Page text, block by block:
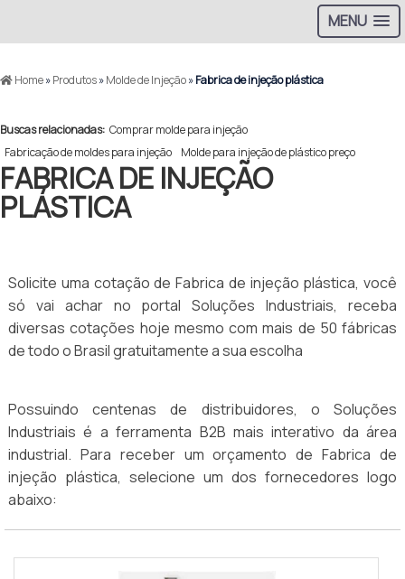
MENU
Home»Produtos»Molde de Injeção»Fabrica de injeção plástica
Buscas relacionadas: Comprar molde para injeção
Fabricação de moldes para injeção
Molde para injeção de plástico preço
FABRICA DE INJEÇÃO
PLÁSTICA
Solicite uma cotação de Fabrica de injeção plástica, você
só vai achar no portal Soluções Industriais, receba
diversas cotações hoje mesmo com mais de 50 fábricas
de todo o Brasil gratuitamente a sua escolha
Possuindo centenas de distribuidores, o Soluções
Industriais é a ferramenta B2B mais interativo da área
industrial. Para receber um orçamento de Fabrica de
injeção plástica, selecione um dos fornecedores logo
abaixo: